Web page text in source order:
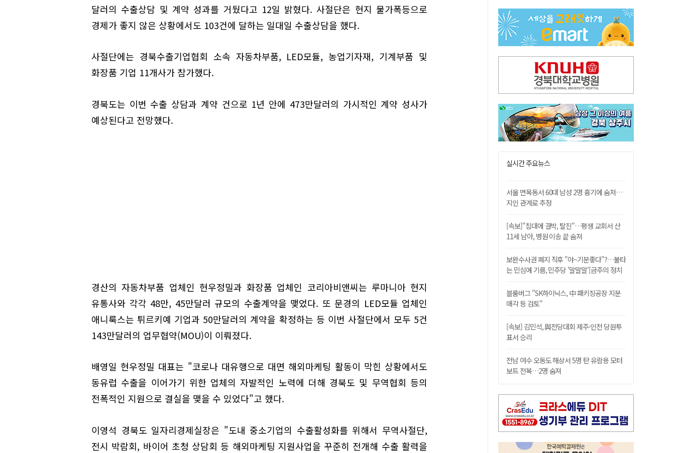
달러의 수출상담 및 계약 성과를 거뒀다고 12일 밝혔다. 사절단은 현지 물가폭등으로
경제가 좋지 않은 상황에서도 103건에 달하는 일대일 수출상담을 했다.
사절단에는 경북수출기업협회 소속 자동차부품, LED모듈, 농업기자재, 기계부품 및
화장품 기업 11개사가 참가했다.
경북도는 이번 수출 상담과 계약 건으로 1년 안에 473만달러의 가시적인 계약 성사가
예상된다고 전망했다.
경산의 자동차부품 업체인 현우정밀과 화장품 업체인 코리아비앤씨는 루마니아 현지
유통사와 각각 48만, 45만달러 규모의 수출계약을 맺었다. 또 문경의 LED모듈 업체인
애니룩스는 튀르키예 기업과 50만달러의 계약을 확정하는 등 이번 사절단에서 모두 5건
143만달러의 업무협약(MOU)이 이뤄졌다.
배영일 현우정밀 대표는 "코로나 대유행으로 대면 해외마케팅 활동이 막힌 상황에서도
동유럽 수출을 이어가기 위한 업체의 자발적인 노력에 더해 경북도 및 무역협회 등의
전폭적인 지원으로 결실을 맺을 수 있었다"고 했다.
이영석 경북도 일자리경제실장은 "도내 중소기업의 수출활성화를 위해서 무역사절단,
전시 박람회, 바이어 초청 상담회 등 해외마케팅 지원사업을 꾸준히 전개해 수출 활력을
예안향교 대성전, '국가지정 보물로 지정'
"침대에 결박, 탈진"…평생 교회서 산 11세 남아, 병원 이송 끝 숨져
거동 불편 모녀 덮친 새벽 화재…90대 어머니·60대 딸 숨져
실시간 주요뉴스
서울 면목동서 60대 남성 2명 흉기에 숨져…
지인 관계로 추정
[속보]"침대에 결박, 탈진"…평생 교회서 산
11세 남아, 병원 이송 끝 숨져
보완수사권 폐지 직후 "야~기분좋다"?…불타
는 민심에 기름, 민주당 '말말말'[금주의 정치
블룸버그 "SK하이닉스, 中 패키징공장 지분
매각 등 검토"
[속보] 김민석, 與전당대회 제주·인천 당원투
표서 승리
전남 여수 오동도 해상서 5명 탄 유람용 모터
보트 전복…2명 숨져